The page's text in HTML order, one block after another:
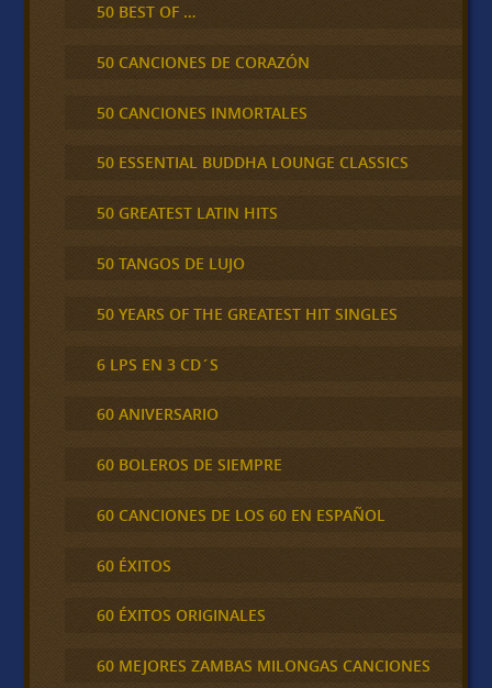
50 BEST OF …
50 CANCIONES DE CORAZÓN
50 CANCIONES INMORTALES
50 ESSENTIAL BUDDHA LOUNGE CLASSICS
50 GREATEST LATIN HITS
50 TANGOS DE LUJO
50 YEARS OF THE GREATEST HIT SINGLES
6 LPS EN 3 CD´S
60 ANIVERSARIO
60 BOLEROS DE SIEMPRE
60 CANCIONES DE LOS 60 EN ESPAÑOL
60 ÉXITOS
60 ÉXITOS ORIGINALES
60 MEJORES ZAMBAS MILONGAS CANCIONES